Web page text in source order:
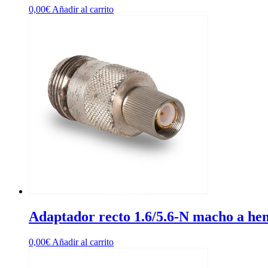
0,00€ Añadir al carrito
Adaptador recto 1.6/5.6-N macho a
0,00€ Añadir al carrito